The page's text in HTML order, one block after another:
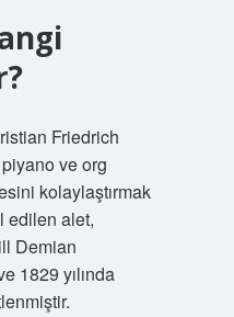
Friedrich
ve org
kolaylaştırmak
edilen alet,
Demian
1829 yılında